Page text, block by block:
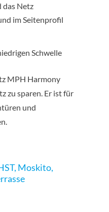
das Netz
im Seitenprofil
Schwelle
MPH Harmony
zu sparen. Er ist für
und
, Moskito,